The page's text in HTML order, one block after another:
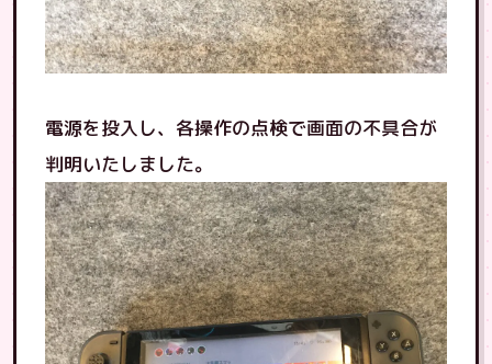
電源を投入し、各操作の点検で画面の不具合が
判明いたしました。